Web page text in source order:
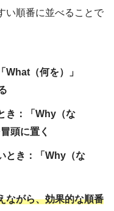
い順番に並べることで
What（何を）」
き：「Why（な
頭に置く
とき：「Why（な
ながら、効果的な順番